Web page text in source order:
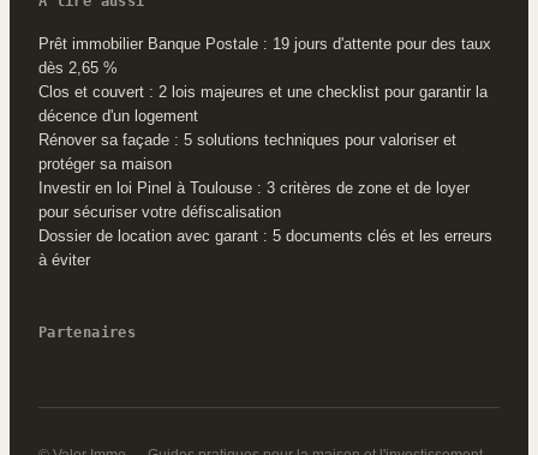
Prêt immobilier Banque Postale : 19 jours d'attente pour des taux
dès 2,65 %
Clos et couvert : 2 lois majeures et une checklist pour garantir la
décence d'un logement
Rénover sa façade : 5 solutions techniques pour valoriser et
protéger sa maison
Investir en loi Pinel à Toulouse : 3 critères de zone et de loyer
pour sécuriser votre défiscalisation
Dossier de location avec garant : 5 documents clés et les erreurs
à éviter
Partenaires